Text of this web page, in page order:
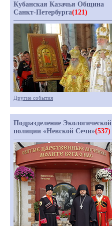
Кубанская Казачья Община
Санкт-Петербурга(121)
Другие события
Подразделение Экологической
полиции «Невской Сечи»(537)